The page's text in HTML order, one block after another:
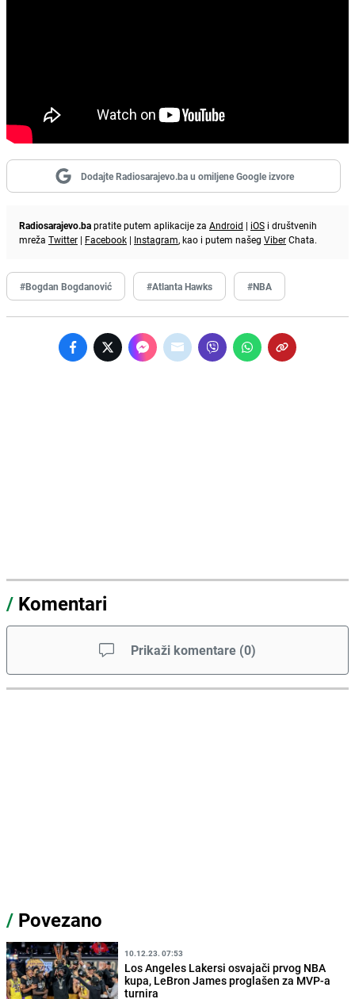
Dodajte Radiosarajevo.ba u omiljene Google izvore
Radiosarajevo.bapratite putem aplikacije za Android | iOS i društvenih
mreža Twitter | Facebook | Instagram, kao i putem našeg ViberChata.
#Bogdan Bogdanović #Atlanta Hawks #NBA
/ Komentari
Prikaži komentare (0)
/ Povezano
10.12.23. 07:53
Los Angeles Lakersi osvajači prvog NBA
kupa, LeBron James proglašen za MVP-a
turnira